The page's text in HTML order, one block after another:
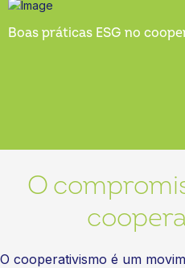
Boas práticas ESG no
O
O cooperativismo é um